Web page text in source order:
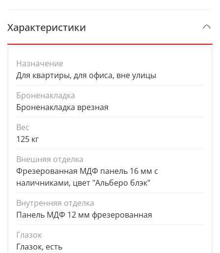
Характеристики
Назначение
Для квартиры, для офиса, вне улицы
Броненакладка
Броненакладка врезная
Вес
125 кг
Внешняя отделка
Фрезерованная МДФ панель 16 мм с
наличниками, цвет "Альберо блэк"
Внутренняя отделка
Панель МДФ 12 мм фрезерованная
Глазок
Глазок, есть